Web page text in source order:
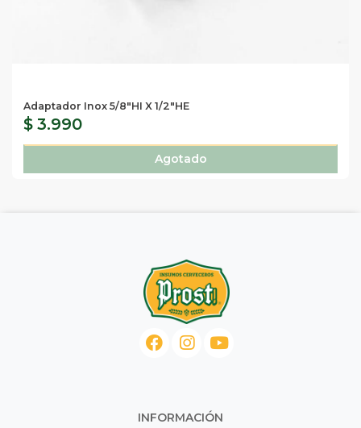
Adaptador Inox 5/8"HI X 1/2"HE
$ 3.990
Agotado
INFORMACIÓN